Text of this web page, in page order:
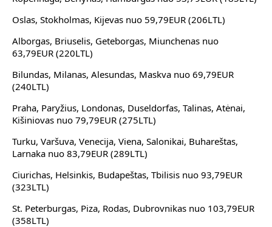
Oslas, Stokholmas, Kijevas nuo 59,79EUR (206LTL)
Alborgas, Briuselis, Geteborgas, Miunchenas nuo
63,79EUR (220LTL)
Bilundas, Milanas, Alesundas, Maskva nuo 69,79EUR
(240LTL)
Praha, Paryžius, Londonas, Duseldorfas, Talinas, Atėnai,
Kišiniovas nuo 79,79EUR (275LTL)
Turku, Varšuva, Venecija, Viena, Salonikai, Buhareštas,
Larnaka nuo 83,79EUR (289LTL)
Ciurichas, Helsinkis, Budapeštas, Tbilisis nuo 93,79EUR
(323LTL)
St. Peterburgas, Piza, Rodas, Dubrovnikas nuo 103,79EUR
(358LTL)